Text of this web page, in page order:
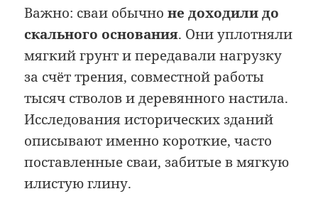
Важно: сваи обычноне доходили до
скального основания. Они уплотняли
мягкий грунт и передавали нагрузку
за счёт трения, совместной работы
тысяч стволов и деревянного настила.
Исследования исторических зданий
описывают именно короткие, часто
поставленные сваи, забитые в мягкую
илистую глину.